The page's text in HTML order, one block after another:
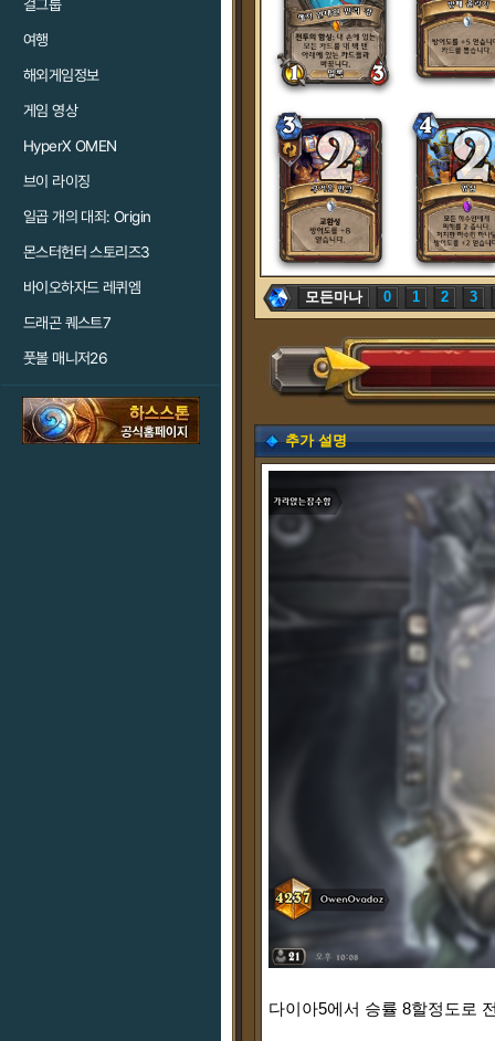
걸그룹
여행
해외게임정보
게임 영상
HyperX OMEN
브이 라이징
일곱 개의 대죄: Origin
몬스터헌터 스토리즈3
바이오하자드 레퀴엠
드래곤 퀘스트7
풋볼 매니저26
모든마나 0 1 2 3
추가 설명
다이아5에서 승률 8할정도로